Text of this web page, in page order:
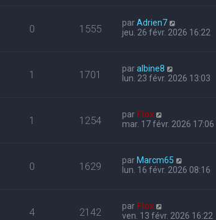
0 1555 parAdrien7
jeu. 26 févr. 2026 16:22
1 1701 paralbine8
lun. 23 févr. 2026 13:03
1 1254 par Flox
mar. 17 févr. 2026 17:06
0 1629 par Marcm65
lun. 16 févr. 2026 08:16
4 2142 par Flox
ven. 13 févr. 2026 16:22